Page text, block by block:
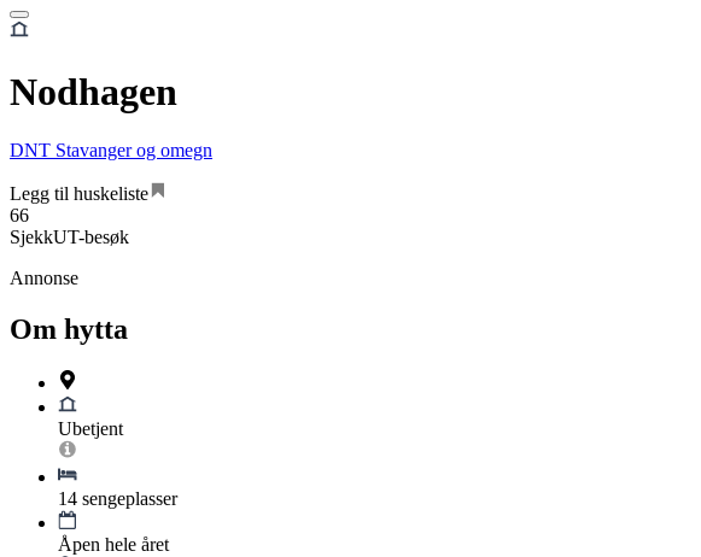
Nodhagen
DNT Stavanger og omegn
Legg til huskeliste
66
SjekkUT-besøk
Annonse
Om hytta
Ubetjent
14 sengeplasser
Åpen hele året